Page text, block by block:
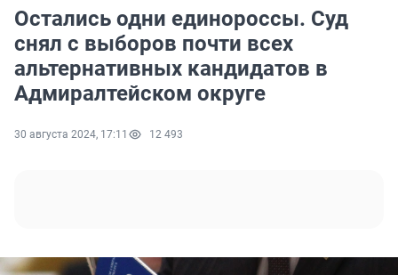
Остались одни единороссы. Суд
снял с выборов почти всех
альтернативных кандидатов в
Адмиралтейском округе
30 августа 2024, 17:11 12 493